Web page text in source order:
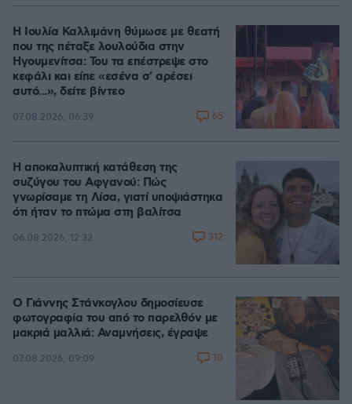
Η Ιουλία Καλλιμάνη θύμωσε με θεατή
που της πέταξε λουλούδια στην
Ηγουμενίτσα: Του τα επέστρεψε στο
κεφάλι και είπε «εσένα σ' αρέσει
αυτό...», δείτε βίντεο
07.08.2026, 06:39 65
Η αποκαλυπτική κατάθεση της
συζύγου του Αφγανού: Πώς
γνωρίσαμε τη Λίσα, γιατί υποψιάστηκα
ότι ήταν το πτώμα στη βαλίτσα
06.08.2026, 12:32 312
Ο Γιάννης Στάνκογλου δημοσίευσε
φωτογραφία του από το παρελθόν με
μακριά μαλλιά: Αναμνήσεις, έγραψε
07.08.2026, 09:09 10